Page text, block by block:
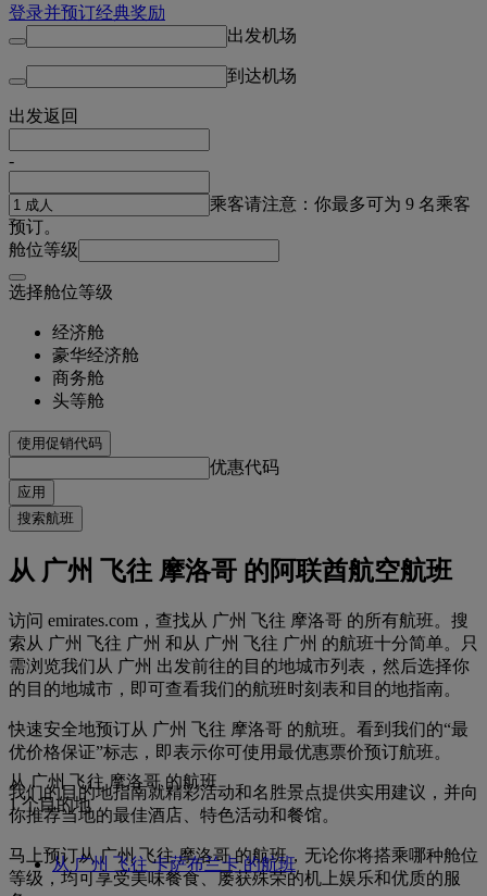
登录并预订经典奖励
出发机场
到达机场
出发返回
-
乘客请注意：你最多可为 9 名乘客
预订。
舱位等级
选择舱位等级
经济舱
豪华经济舱
商务舱
头等舱
使用促销代码
优惠代码
应用
搜索航班
从 广州 飞往 摩洛哥 的阿联酋航空航班
访问 emirates.com，查找从 广州 飞往 摩洛哥 的所有航班。搜
索从 广州 飞往 广州 和从 广州 飞往 广州 的航班十分简单。只
需浏览我们从 广州 出发前往的目的地城市列表，然后选择你
的目的地城市，即可查看我们的航班时刻表和目的地指南。
快速安全地预订从 广州 飞往 摩洛哥 的航班。看到我们的“最
优价格保证”标志，即表示你可使用最优惠票价预订航班。
我们的目的地指南就精彩活动和名胜景点提供实用建议，并向
你推荐当地的最佳酒店、特色活动和餐馆。
马上预订从 广州 飞往 摩洛哥 的航班，无论你将搭乘哪种舱位
等级，均可享受美味餐食、屡获殊荣的机上娱乐和优质的服
从 广州 飞往 摩洛哥 的航班
1 个目的地
从 广州 飞往 卡萨布兰卡 的航班